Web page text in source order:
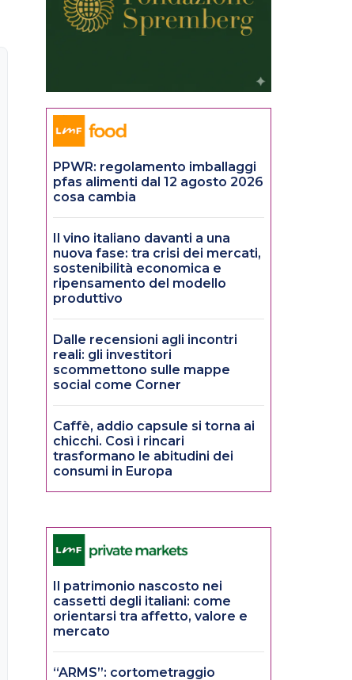
PPWR: regolamento imballaggi
pfas alimenti dal 12 agosto 2026
cosa cambia
Il vino italiano davanti a una
nuova fase: tra crisi dei mercati,
sostenibilità economica e
ripensamento del modello
produttivo
Dalle recensioni agli incontri
reali: gli investitori
scommettono sulle mappe
social come Corner
Caffè, addio capsule si torna ai
chicchi. Così i rincari
trasformano le abitudini dei
consumi in Europa
Il patrimonio nascosto nei
cassetti degli italiani: come
orientarsi tra affetto, valore e
mercato
“ARMS”: cortometraggio